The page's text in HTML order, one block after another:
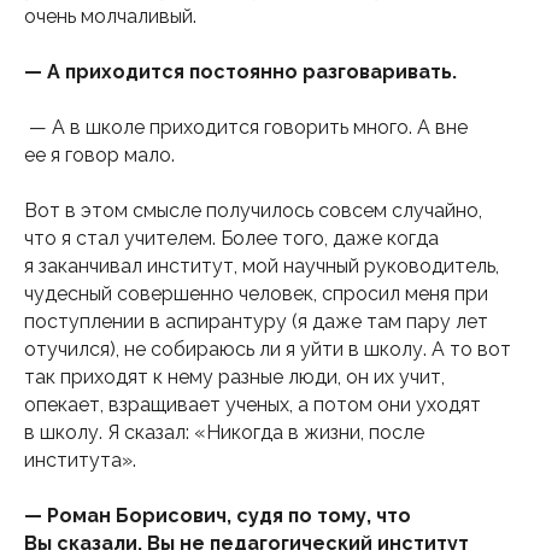
очень молчаливый.
— А приходится постоянно разговаривать.
— А в школе приходится говорить много. А вне
ее я говор мало.
Вот в этом смысле получилось совсем случайно,
что я стал учителем. Более того, даже когда
я заканчивал институт, мой научный руководитель,
чудесный совершенно человек, спросил меня при
поступлении в аспирантуру (я даже там пару лет
отучился), не собираюсь ли я уйти в школу. А то вот
так приходят к нему разные люди, он их учит,
опекает, взращивает ученых, а потом они уходят
в школу. Я сказал: «Никогда в жизни, после
института».
— Роман Борисович, судя по тому, что
Вы сказали, Вы не педагогический институт